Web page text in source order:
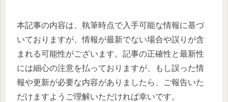
本記事の内容は、執筆時点で入手可能な情報に基づ
いておりますが、情報が最新でない場合や誤りが含
まれる可能性がございます。記事の正確性と最新性
には細心の注意を払っておりますが、もし誤った情
報や更新が必要な内容がありましたら、ご報告いた
だけますようご理解いただければ幸いです。